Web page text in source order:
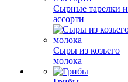
Сырные тарелки и
ассорти
Сыры из козьего
молока